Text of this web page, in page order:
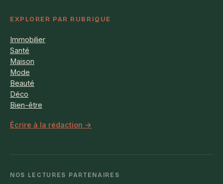
EXPLORER PAR RUBRIQUE
Immobilier
Santé
Maison
Mode
Beauté
Déco
Bien-être
Écrire à la rédaction →
NOS LECTURES PARTENAIRES